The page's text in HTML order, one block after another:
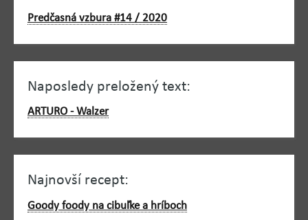
Predčasná vzbura #14 / 2020
Naposledy preložený text:
ARTURO - Walzer
Najnovší recept:
Goody foody na cibuľke a hríboch